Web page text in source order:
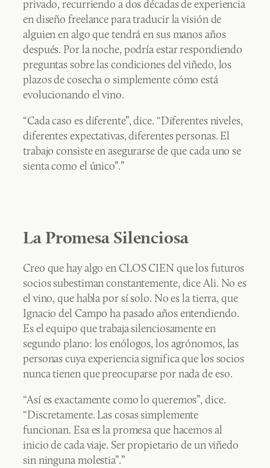
privado, recurriendo a dos décadas de experiencia
en diseño freelance para traducir la visión de
alguien en algo que tendrá en sus manos años
después. Por la noche, podría estar respondiendo
preguntas sobre las condiciones del viñedo, los
plazos de cosecha o simplemente cómo está
evolucionando el vino.
“Cada caso es diferente”, dice. “Diferentes niveles,
diferentes expectativas, diferentes personas. El
trabajo consiste en asegurarse de que cada uno se
sienta como el único”.”
La Promesa Silenciosa
Creo que hay algo en CLOS CIEN que los futuros
socios subestiman constantemente, dice Ali. No es
el vino, que habla por sí solo. No es la tierra, que
Ignacio del Campo ha pasado años entendiendo.
Es el equipo que trabaja silenciosamente en
segundo plano: los enólogos, los agrónomos, las
personas cuya experiencia significa que los socios
nunca tienen que preocuparse por nada de eso.
“Así es exactamente como lo queremos”, dice.
“Discretamente. Las cosas simplemente
funcionan. Esa es la promesa que hacemos al
inicio de cada viaje. Ser propietario de un viñedo
sin ninguna molestia”.”